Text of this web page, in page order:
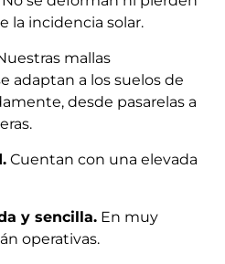
la incidencia solar.
mallas
adaptan a los suelos de
desde pasarelas a
Cuentan con una elevada
y sencilla. En muy
operativas.